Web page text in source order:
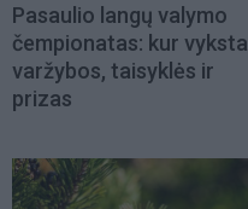
Pasaulio langų valymo
čempionatas: kur vyksta
varžybos, taisyklės ir
prizas